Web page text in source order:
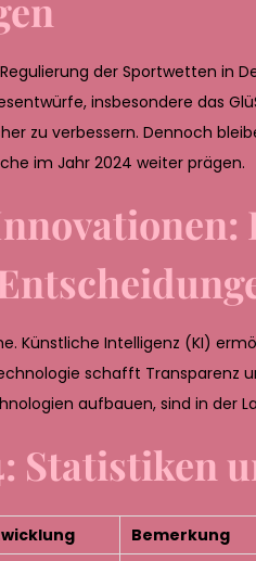
der Sportwetten in
insbesondere das
zu verbessern. Dennoch
im Jahr 2024 weiter prägen.
Künstliche Intelligenz (KI)
schafft Transparenz
aufbauen, sind in der
Statistiken
Bemerkung